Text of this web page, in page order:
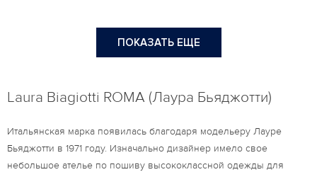
ПОКАЗАТЬ ЕЩЕ
Laura Biagiotti ROMA (Лаура Бьяджотти)
Итальянская марка появилась благодаря модельеру Лауре
Бьяджотти в 1971 году. Изначально дизайнер имело свое
небольшое ателье по пошиву высококлассной одежды для